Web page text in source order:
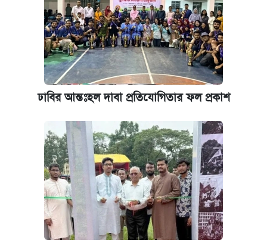
ঢাবির আন্তঃহল দাবা প্রতিযোগিতার ফল প্রকাশ